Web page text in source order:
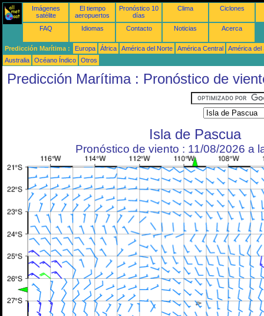
Imágenes
satélite
El tiempo
aeropuertos
Pronóstico 10
días
Clima Ciclones
FAQ Idiomas Contacto Noticias Acerca
Predicción Marítima : Europa África América del Norte América Central
América del
Australia
Océano Índico Otros
Predicción Marítima : Pronóstico de
Isla de Pascua
Pronóstico de viento : 11/08/2026 a